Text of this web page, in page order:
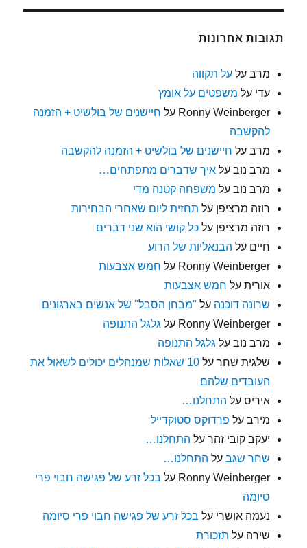
תגובות אחרונות
מרב עלעל תקווה
עדי על משפטים על אומץ
Ronny Weinberger על חיישנים של בולשיט + הזמנה
להקשבה
מרב על חיישנים של בולשיט + הזמנה להקשבה
מרב נוב עלאיך שדברים מתפתחים…
מרב נוב על משפחה קטנה מדי
רוזה מרציפן על תחזית ליום שאחרי הבחירות
רוזה מרציפן עלכל קושי הוא שני דברים
חיים על הבנאליות של הרוע
Ronny Weinberger על חמש אצבעות
אורית על חמש אצבעות
שרונה דוכנה על "מבחן הסבל" של אנשים בארגונים
Ronny Weinberger על גלגל התנופה
מרב נוב על גלגל התנופה
שלגית שחר על
10 שאלות שמנהלים יכולים לשאול את
העובדים שלהם
איריס על התחלנו…
מירב על פרדוקס סטוקדייל
יעקב קובי זהר על התחלנו…
שחר שגב על התחלנו…
Ronny Weinberger על בכל זרע של פגישה חבוי פרי
סיומה
נעמה אושרי על בכל זרע של פגישה חבוי פרי סיומה
שירה על תזכורת